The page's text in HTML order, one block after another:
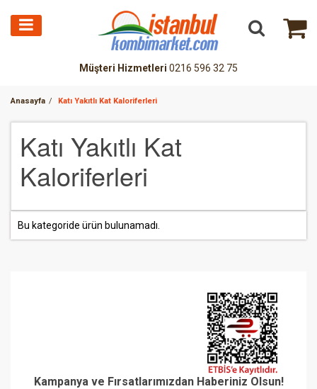
Müşteri Hizmetleri 0216 596 32 75
Anasayfa Katı Yakıtlı Kat Kaloriferleri
Katı Yakıtlı Kat
Kaloriferleri
Bu kategoride ürün bulunamadı.
Kampanya ve Fırsatlarımızdan Haberiniz Olsun!